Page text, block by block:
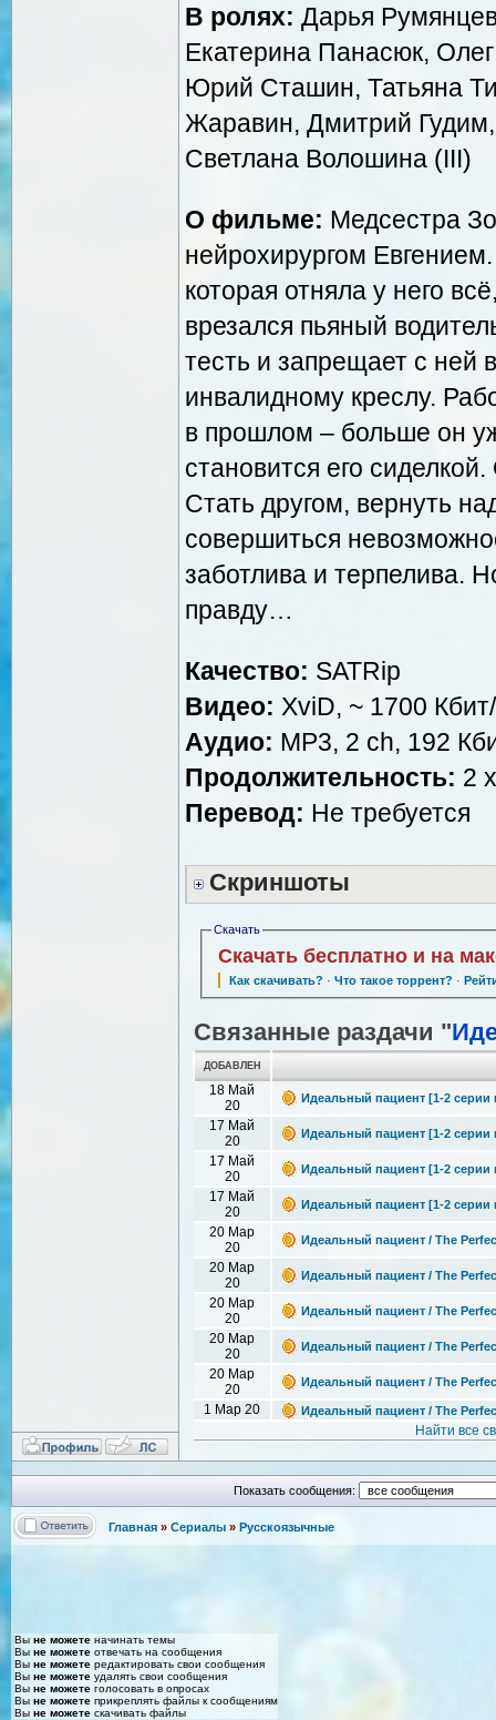
В ролях: Дарья
Екатерина Панасюк,
Юрий Сташин, Татьяна
Жаравин, Дмитрий
Светлана Волошина (III)
О фильме: Медсестра
нейрохирургом
которая отняла у него
врезался пьяный
тесть и запрещает с ней
инвалидному креслу.
в прошлом – больше он
становится его
Стать другом, вернуть
совершиться
заботлива и терпелива.
правду…
Качество: SATRip
Видео: XviD, ~ 1700
Аудио: MP3, 2 ch, 192
Продолжительность: 2
Перевод: Не требуется
Скриншоты
Скачать
Скачать бесплатно и на
Как скачивать? · Что такое торрент? ·
Связанные раздачи "
ДОБАВЛЕН
18 Май
20
Идеальный пациент [1-2 серии
17 Май
20
Идеальный пациент [1-2 серии
17 Май
20
Идеальный пациент [1-2 серии
17 Май
20
Идеальный пациент [1-2 серии
20 Мар
20
Идеальный пациент / The
20 Мар
20
Идеальный пациент / The
20 Мар
20
Идеальный пациент / The
20 Мар
20
Идеальный пациент / The
20 Мар
20
Идеальный пациент / The
1 Мар 20 Идеальный пациент / The
Найти все
Показать сообщения:
Главная » Сериалы » Русскоязычные
Вы не можете начинать темы
Вы не можете отвечать на сообщения
Вы не можете редактировать свои сообщения
Вы не можете удалять свои сообщения
Вы не можете голосовать в опросах
Вы не можете прикреплять файлы к сообщениям
Вы не можете скачивать файлы